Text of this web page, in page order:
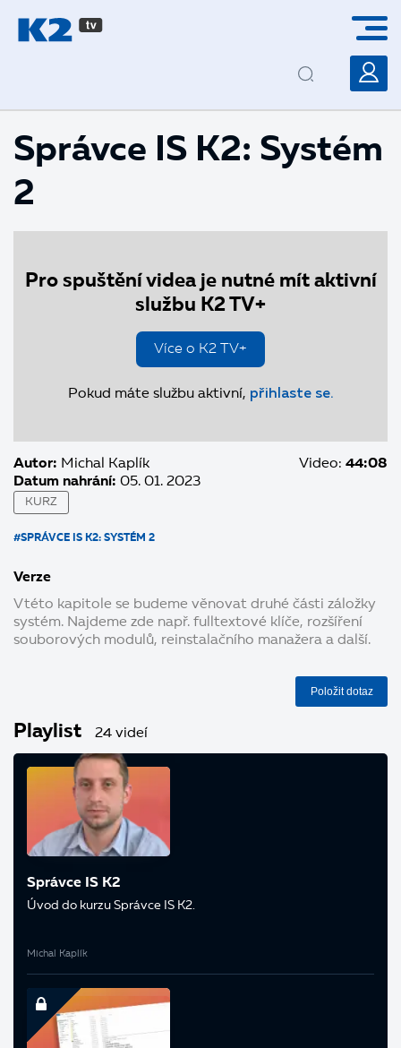
Správce IS K2: Systém
2
Pro spuštění videa je nutné mít aktivní
službu K2 TV+
Více o K2 TV+
Pokud máte službu aktivní, přihlaste se.
Autor: Michal Kaplík
Datum nahrání: 05. 01. 2023
Video: 44:08
KURZ
#SPRÁVCE IS K2: SYSTÉM 2
Verze
V této kapitole se budeme věnovat druhé části záložky
systém. Najdeme zde např. fulltextové klíče, rozšíření
souborových modulů, reinstalačního manažera a další.
Položit dotaz
Playlist 24 videí
Správce IS K2
Úvod do kurzu Správce IS K2.
Michal Kaplík